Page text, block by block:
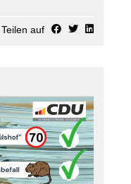
der uns
Einblicke in
bei leckerem
Gaststätte "Zur
vor allem
Sich noch
zu
Teilen auf